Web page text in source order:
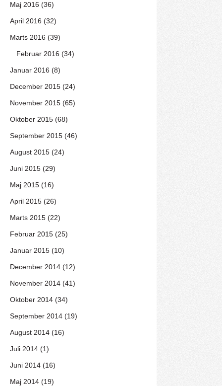
Maj 2016 (36)
April 2016 (32)
Marts 2016 (39)
Februar 2016 (34)
Januar 2016 (8)
December 2015 (24)
November 2015 (65)
Oktober 2015 (68)
September 2015 (46)
August 2015 (24)
Juni 2015 (29)
Maj 2015 (16)
April 2015 (26)
Marts 2015 (22)
Februar 2015 (25)
Januar 2015 (10)
December 2014 (12)
November 2014 (41)
Oktober 2014 (34)
September 2014 (19)
August 2014 (16)
Juli 2014 (1)
Juni 2014 (16)
Maj 2014 (19)